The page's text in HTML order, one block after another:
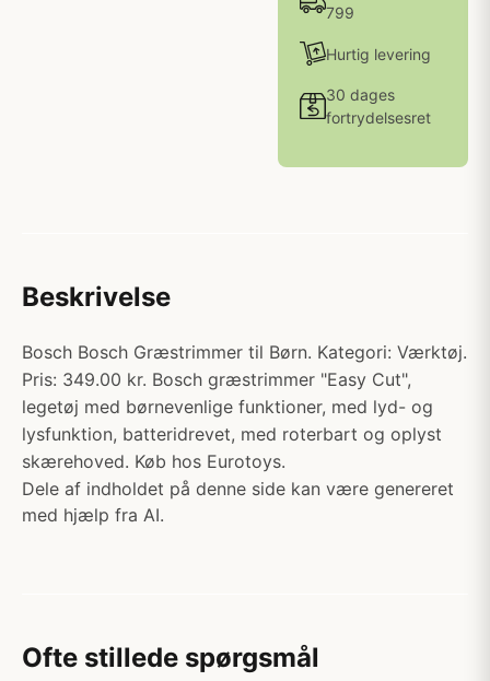
799
Hurtig levering
30 dages
fortrydelsesret
Beskrivelse
Bosch Bosch Græstrimmer til Børn. Kategori: Værktøj.
Pris: 349.00 kr. Bosch græstrimmer "Easy Cut",
legetøj med børnevenlige funktioner, med lyd- og
lysfunktion, batteridrevet, med roterbart og oplyst
skærehoved. Køb hos Eurotoys.
Dele af indholdet på denne side kan være genereret
med hjælp fra AI.
Ofte stillede spørgsmål